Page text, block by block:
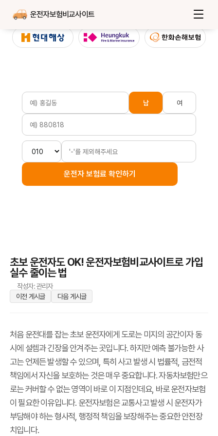
운전자보험비교사이트
남 여
운전자 보험료 확인하기
초보 운전자도 OK! 운전자보험비교사이트로 가입
실수 줄이는 법
작성자: 관리자
이전 게시글
다음 게시글
처음 운전대를 잡는 초보 운전자에게 도로는 미지의 공간이자 동
시에 설렘과 긴장을 안겨주는 곳입니다. 하지만 예측 불가능한 사
고는 언제든 발생할 수 있으며, 특히 사고 발생 시 법률적, 금전적
책임에서 자신을 보호하는 것은 매우 중요합니다. 자동차보험만으
로는 커버할 수 없는 영역이 바로 이 지점인데요, 바로 운전자보험
이 필요한 이유입니다. 운전자보험은 교통사고 발생 시 운전자가
부담해야 하는 형사적, 행정적 책임을 보장해주는 중요한 안전장
치입니다.